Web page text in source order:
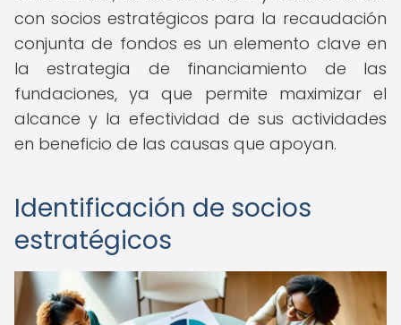
con socios estratégicos para la recaudación
conjunta de fondos es un elemento clave en
la estrategia de financiamiento de las
fundaciones, ya que permite maximizar el
alcance y la efectividad de sus actividades
en beneficio de las causas que apoyan.
Identificación de socios
estratégicos